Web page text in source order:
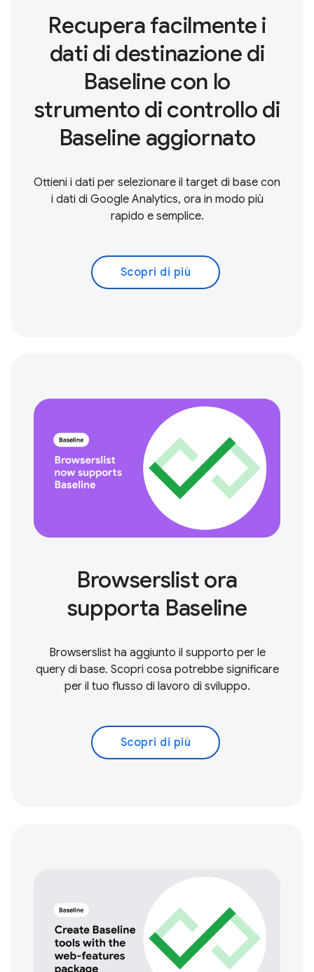
Recupera facilmente i
dati di destinazione di
Baseline con lo
strumento di controllo di
Baseline aggiornato
Ottieni i dati per selezionare il target di base con
i dati di Google Analytics, ora in modo più
rapido e semplice.
Scopri di più
Browserslist ora
supporta Baseline
Browserslist ha aggiunto il supporto per le
query di base. Scopri cosa potrebbe significare
per il tuo flusso di lavoro di sviluppo.
Scopri di più